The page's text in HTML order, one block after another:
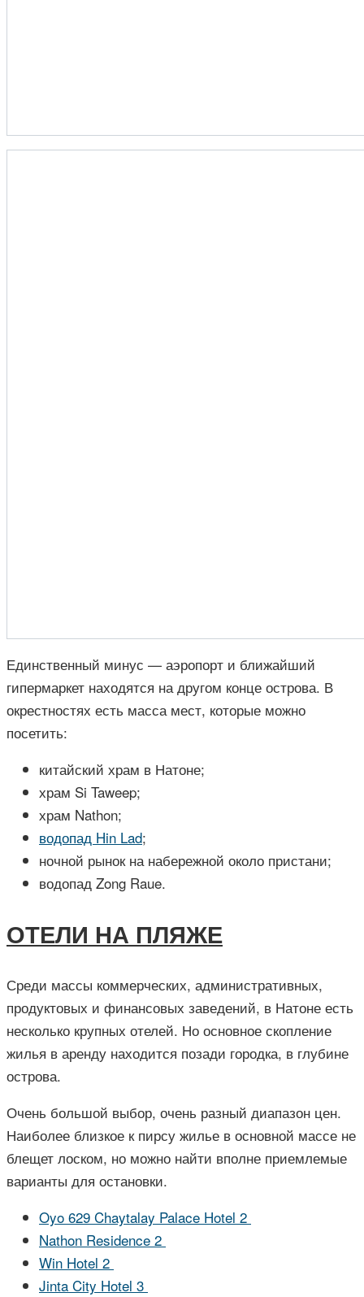
Единственный минус — аэропорт и ближайший
гипермаркет находятся на другом конце острова. В
окрестностях есть масса мест, которые можно
посетить:
китайский храм в Натоне;
храм Si Taweep;
храм Nathon;
водопад Hin Lad;
ночной рынок на набережной около пристани;
водопад Zong Raue.
ОТЕЛИ НА ПЛЯЖЕ
Среди массы коммерческих, административных,
продуктовых и финансовых заведений, в Натоне есть
несколько крупных отелей. Но основное скопление
жилья в аренду находится позади городка, в глубине
острова.
Очень большой выбор, очень разный диапазон цен.
Наиболее близкое к пирсу жилье в основной массе не
блещет лоском, но можно найти вполне приемлемые
варианты для остановки.
Oyo 629 Chaytalay Palace Hotel 2
Nathon Residence 2
Win Hotel 2
Jinta City Hotel 3